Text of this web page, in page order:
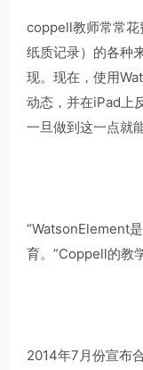
coppell教师常常花
纸质记录）的各种
现。现在，使用
动态，并在iPad上
一旦做到这一点就
“WatsonElement
育。”Coppell的教
2014年7月份宣布